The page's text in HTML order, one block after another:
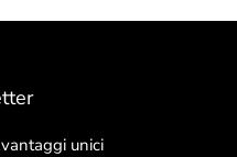
unici